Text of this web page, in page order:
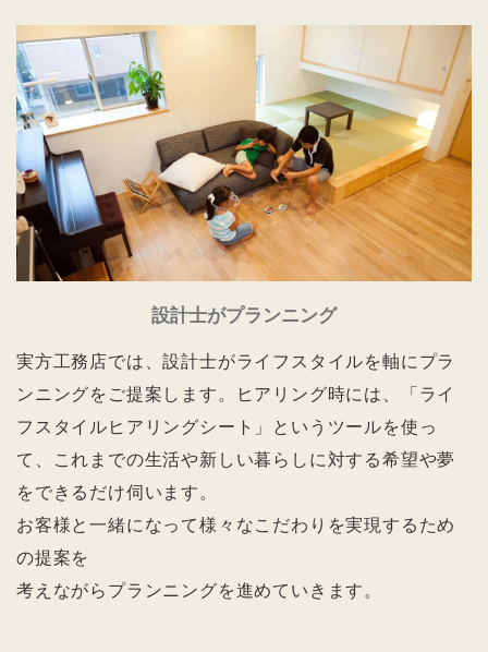
設計士がプランニング
実方工務店では、設計士がライフスタイルを軸にプラ
ンニングをご提案します。
ヒアリング時には、「ライ
フスタイルヒアリングシート」というツールを使っ
て、これまでの生活や新しい暮らしに対する希望や夢
をできるだけ伺います。
お客様と一緒になって様々なこだわりを実現するため
の提案を
考えながらプランニングを進めていきます。